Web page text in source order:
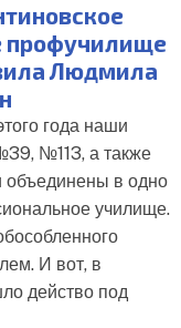
профучилище
Людмила
года наши
№113, а также
в одно
училище.
И вот, в
действо под